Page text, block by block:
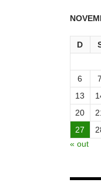
D
6
7
13
20
27
« out